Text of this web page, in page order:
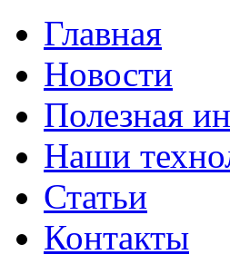
Главная
Новости
Полезная
Наши
Статьи
Контакты